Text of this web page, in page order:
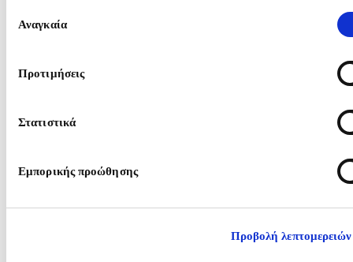
συγκατάθεσης
Αναγκαία
Προτιμήσεις
Στατιστικά
Εμπορικής προώθησης
Προβολή λεπτομερειών
Web Design &
OUR CLIENTS
BLOG
CONTACT